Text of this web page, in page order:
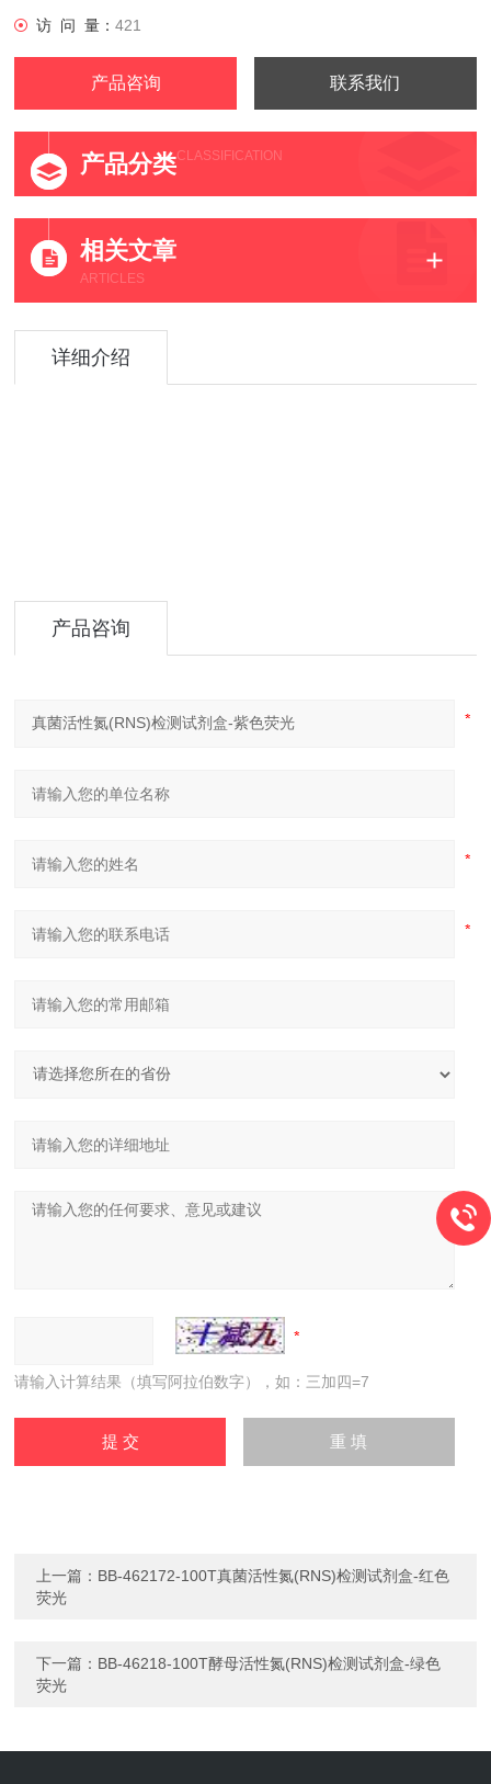
访 问 量：421
产品咨询 联系我们
产品分类CLASSIFICATION
相关文章
ARTICLES
详细介绍
产品咨询
请输入计算结果（填写阿拉伯数字），如：三加四=7
上一篇： BB-462172-100T真菌活性氮(RNS)检测试剂盒-红色
荧光
下一篇： BB-46218-100T酵母活性氮(RNS)检测试剂盒-绿色
荧光